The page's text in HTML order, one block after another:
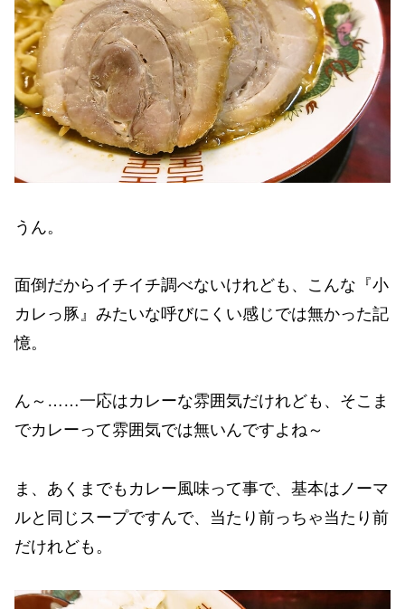
うん。
面倒だからイチイチ調べないけれども、こんな『小
カレっ豚』みたいな呼びにくい感じでは無かった記
憶。
ん～……一応はカレーな雰囲気だけれども、そこま
でカレーって雰囲気では無いんですよね～
ま、あくまでもカレー風味って事で、基本はノーマ
ルと同じスープですんで、当たり前っちゃ当たり前
だけれども。